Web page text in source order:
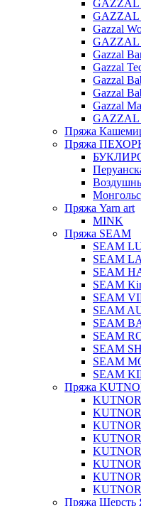
GAZZAL
GAZZAL
Gazzal
GAZZAL
Gazzal
Gazzal
Gazzal
Gazzal
Gazzal
GAZZAL
Пряжа
Пряжа
Пряжа Yarn art
MINK
Пряжа SEAM
SEAM
SEAM
SEAM
SEAM
SEAM
SEAM
SEAM
SEAM
SEAM
SEAM
SEAM
Пряжа
KUTNOR
KUTNOR
KUTNOR
KUTNOR
Пряжа